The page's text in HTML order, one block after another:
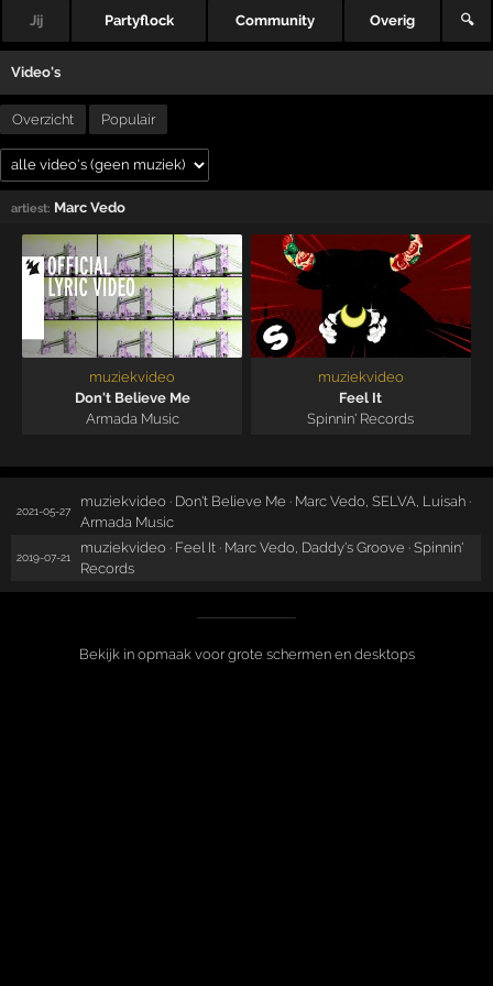
Jij Partyflock Community Overig 🔍
Video's
Overzicht Populair
artiest: Marc Vedo
muziekvideo
Don't Believe Me
Armada Music
muziekvideo
Feel It
Spinnin' Records
2021-05-27
muziekvideo · Don't Believe Me · Marc Vedo, SELVA, Luisah ·
Armada Music
2019-07-21
muziekvideo · Feel It · Marc Vedo, Daddy's Groove · Spinnin'
Records
Bekijk in opmaak voor grote schermen en desktops